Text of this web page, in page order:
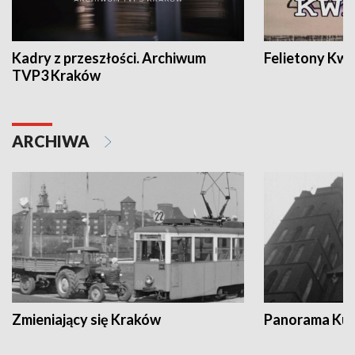
Kadry z przeszłości. Archiwum
TVP3 Kraków
Felietony
ARCHIWA
Zmieniający się Kraków Panorama